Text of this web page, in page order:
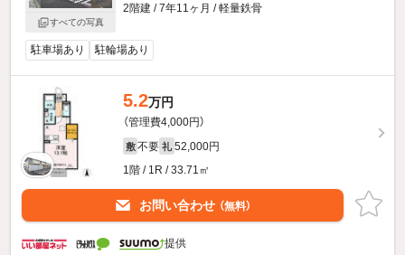
すべての写真
2階建 / 7年11ヶ月 / 軽量鉄骨
駐車場あり 駐輪場あり
5.2万円
（管理費4,000円）
敷 不要 礼 52,000円
1階 / 1R / 33.71㎡
お問い合わせ （無料）
提供